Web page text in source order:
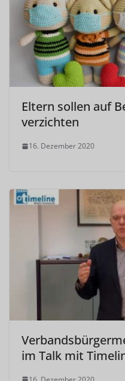
Eltern sollen auf
verzichten
16. Dezember 2020
im Talk mit